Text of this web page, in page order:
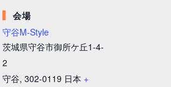
会場
守谷M-Style
茨城県守谷市御所ケ丘1-4-
2
守谷, 302-0119 日本 +